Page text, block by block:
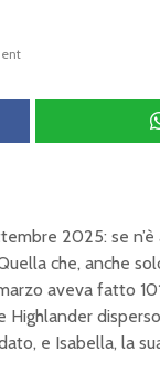
2025: se n’è
che, anche
aveva fatto
disperso.
e Isabella, la